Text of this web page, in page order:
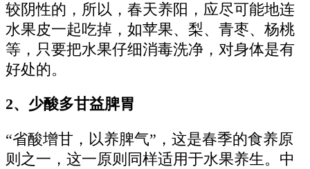
较阴性的，所以，春天养阳，应尽可能地连
水果皮一起吃掉，如苹果、梨、青枣、杨桃
等，只要把水果仔细消毒洗净，对身体是有
好处的。
2、少酸多甘益脾胃
“省酸增甘，以养脾气”，这是春季的食养原
则之一，这一原则同样适用于水果养生。中